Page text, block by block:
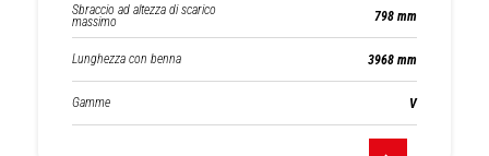
Sbraccio ad altezza di scarico
massimo 798 mm
Lunghezza con benna 3968 mm
Gamme V